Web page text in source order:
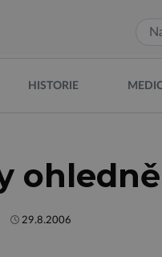
HISTORIE
29.8.2006